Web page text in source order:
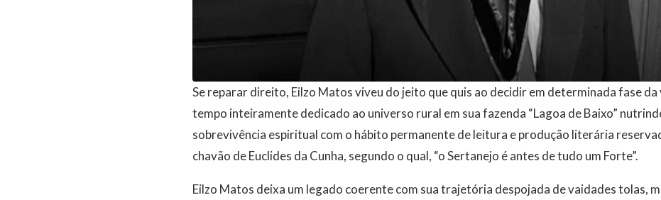
Se reparar direito, Eilzo Matos viveu do jeito que quis ao decidir em determinada fase
tempo inteiramente dedicado ao universo rural em sua fazenda “Lagoa de Baixo”
sobrevivência espiritual com o hábito permanente de leitura e produção literária
chavão de Euclides da Cunha, segundo o qual, “o Sertanejo é antes de tudo um Forte”.
Eilzo Matos deixa um legado coerente com sua trajetória despojada de vaidades tolas,